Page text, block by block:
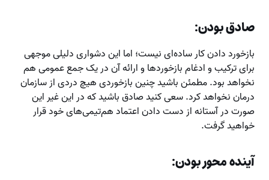
صادق بودن:
بازخورد دادن کار ساده‌ای نیست؛ اما این دشواری دلیلی موجهی
برای ترکیب و ادغام بازخوردها و ارائه آن در یک جمع عمومی هم
نخواهد بود. مطمئن باشید چنین بازخوردی هیچ دردی از سازمان
درمان نخواهد کرد. سعی کنید صادق باشید که در این غیر این
صورت در آستانه از دست دادن اعتماد هم‌تیمی‌های خود قرار
خواهید گرفت.
آینده محور بودن: